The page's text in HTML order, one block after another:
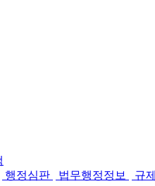
행정심판 법무행정정보 규